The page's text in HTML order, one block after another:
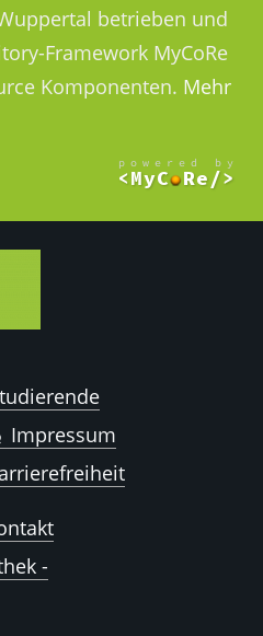
betrieben und
Framework MyCoRe
Komponenten. Mehr
Impressum
-